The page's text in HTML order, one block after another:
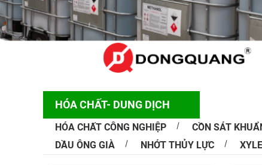
HÓA CHẤT- DUNG DỊCH
HÓA CHẤT CÔNG NGHIỆP CỒN SÁT
DẦU ÔNG GIÀ
NHỚT THỦY LỰC
Công
Công
phú sản
Vì...
NMP Là